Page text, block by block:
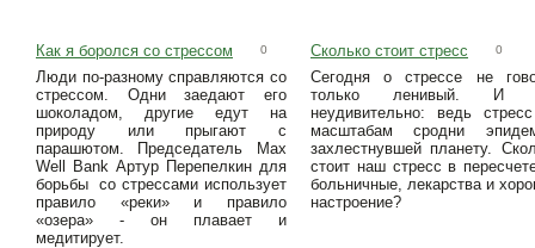
Как я боролся со стрессом 0
Люди по-разному справляются со
стрессом. Одни заедают его
шоколадом, другие едут на
природу или прыгают с
парашютом. Председатель Max
Well Bank Артур Перепелкин для
борьбы со стрессами использует
правило «реки» и правило
«озера» - он плавает и
медитирует.
Сколько стоит стресс 0
Сегодня о стрессе не
только ленивый. И
неудивительно: ведь
масштабам сродни
захлестнувшей планету.
стоит наш стресс в
больничные, лекарства и
настроение?